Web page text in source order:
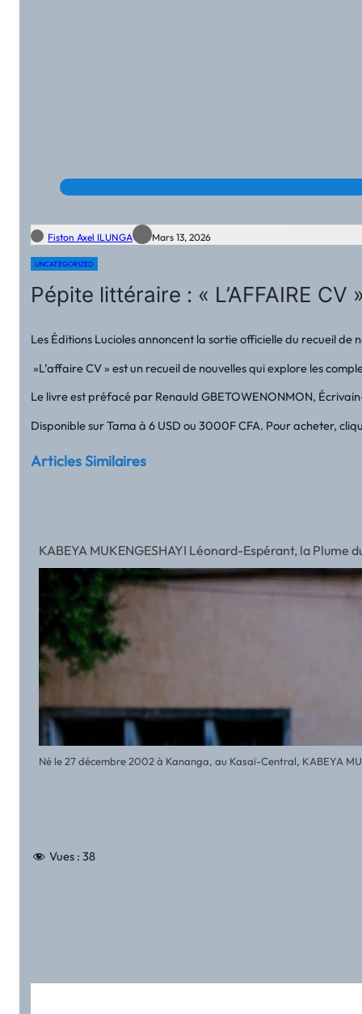
Fiston Axel ILUNGA Mars 13, 2026
UNCATEGORIZED
Pépite littéraire : « L’AFFAIRE
Les Éditions Lucioles annoncent la sortie officielle du recueil
»L’affaire CV » est un recueil de nouvelles qui explore les
‎Le livre est préfacé par Renauld GBETOWENONMON,
‎Disponible sur Tama à 6 USD ou 3000F CFA. Pour acheter,
Articles Similaires
KABEYA MUKENGESHAYI Léonard-Espérant, la Plume
Né le 27 décembre 2002 à Kananga, au Kasaï-Central, KABEYA
Vues : 38